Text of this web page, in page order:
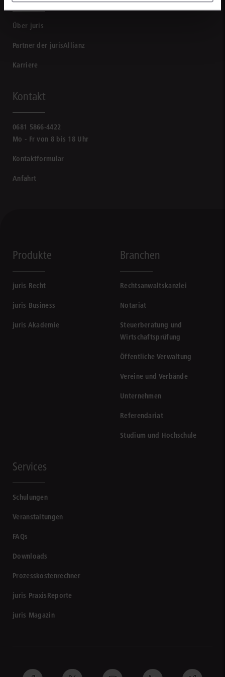
Über juris
Partner der jurisAllianz
Karriere
Kontakt
0681 5866-4422
Mo - Fr von 8 bis 18 Uhr
Kontaktformular
Anfahrt
Produkte
juris Recht
juris Business
juris Akademie
Branchen
Rechtsanwaltskanzlei
Notariat
Steuerberatung und
Wirtschaftsprüfung
Öffentliche Verwaltung
Vereine und Verbände
Unternehmen
Referendariat
Studium und Hochschule
Services
Schulungen
Veranstaltungen
FAQs
Downloads
Prozesskostenrechner
juris PraxisReporte
juris Magazin